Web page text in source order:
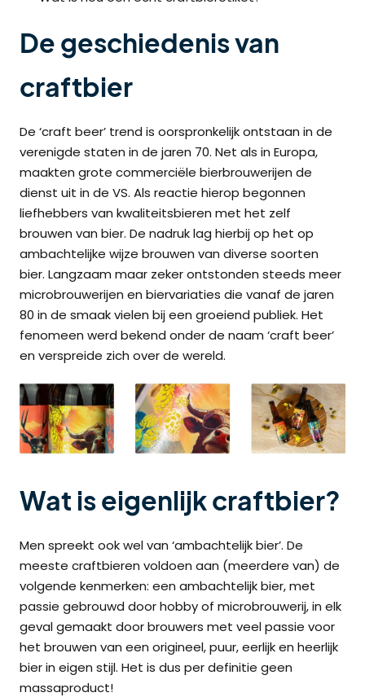
De geschiedenis van
craftbier
De ‘craft beer’ trend is oorspronkelijk ontstaan in de
verenigde staten in de jaren 70. Net als in Europa,
maakten grote commerciële bierbrouwerijen de
dienst uit in de VS. Als reactie hierop begonnen
liefhebbers van kwaliteitsbieren met het zelf
brouwen van bier. De nadruk lag hierbij op het op
ambachtelijke wijze brouwen van diverse soorten
bier. Langzaam maar zeker ontstonden steeds meer
microbrouwerijen en biervariaties die vanaf de jaren
80 in de smaak vielen bij een groeiend publiek. Het
fenomeen werd bekend onder de naam ‘craft beer’
en verspreide zich over de wereld.
Wat is eigenlijk craftbier?
Men spreekt ook wel van ‘ambachtelijk bier’. De
meeste craftbieren voldoen aan (meerdere van) de
volgende kenmerken: een ambachtelijk bier, met
passie gebrouwd door hobby of microbrouwerij, in elk
geval gemaakt door brouwers met veel passie voor
het brouwen van een origineel, puur, eerlijk en heerlijk
bier in eigen stijl. Het is dus per definitie geen
massaproduct!